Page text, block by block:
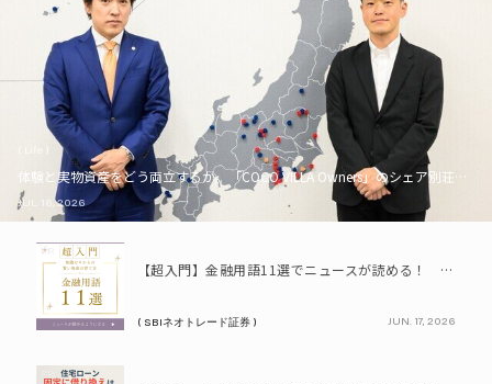
体験と実物資産をどう両立するか。「COCO VILLA Owners」のシェア別荘とい
JUL. 16, 2026
PR
【超入門】金融用語11選でニュースが読める！ 知識ゼロからの賢い資産の育て方
( SBIネオトレード証券 ) JUN. 17, 2026